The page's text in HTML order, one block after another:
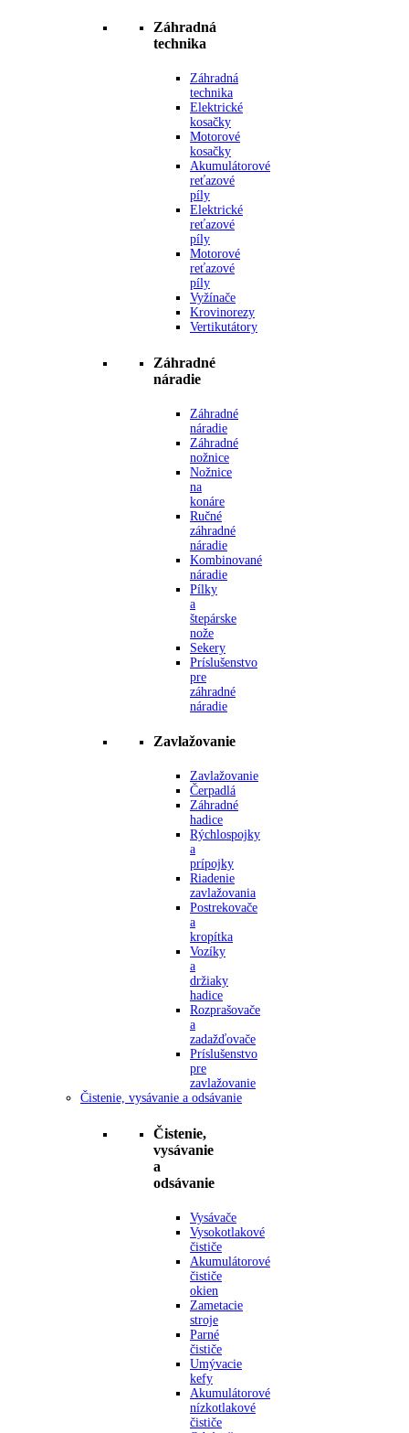
Záhradná
technika
Záhradná
technika
Elektrické
kosačky
Motorové
kosačky
Akumulátorové
reťazové
píly
Elektrické
reťazové
píly
Motorové
reťazové
píly
Vyžínače
Krovinorezy
Vertikutátory
Záhradné
náradie
Záhradné
náradie
Záhradné
nožnice
Nožnice
na
konáre
Ručné
záhradné
náradie
Kombinované
náradie
Pílky
a
štepárske
nože
Sekery
Príslušenstvo
pre
záhradné
náradie
Zavlažovanie
Zavlažovanie
Čerpadlá
Záhradné
hadice
Rýchlospojky
a
prípojky
Riadenie
zavlažovania
Postrekovače
a
kropítka
Vozíky
a
držiaky
hadice
Rozprašovače
a
zadažďovače
Príslušenstvo
pre
zavlažovanie
Čistenie, vysávanie a odsávanie
Čistenie,
vysávanie
a
odsávanie
Vysávače
Vysokotlakové
čističe
Akumulátorové
čističe
okien
Zametacie
stroje
Parné
čističe
Umývacie
kefy
Akumulátorové
nízkotlakové
čističe